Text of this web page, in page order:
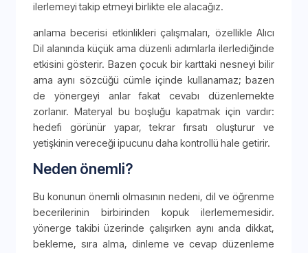
ilerlemeyi takip etmeyi birlikte ele alacağız.
anlama becerisi etkinlikleri çalışmaları, özellikle Alıcı
Dil alanında küçük ama düzenli adımlarla ilerlediğinde
etkisini gösterir. Bazen çocuk bir karttaki nesneyi bilir
ama aynı sözcüğü cümle içinde kullanamaz; bazen
de yönergeyi anlar fakat cevabı düzenlemekte
zorlanır. Materyal bu boşluğu kapatmak için vardır:
hedefi görünür yapar, tekrar fırsatı oluşturur ve
yetişkinin vereceği ipucunu daha kontrollü hale getirir.
Neden önemli?
Bu konunun önemli olmasının nedeni, dil ve öğrenme
becerilerinin birbirinden kopuk ilerlememesidir.
yönerge takibi üzerinde çalışırken aynı anda dikkat,
bekleme, sıra alma, dinleme ve cevap düzenleme